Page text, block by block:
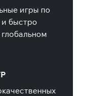
игры по
быстро